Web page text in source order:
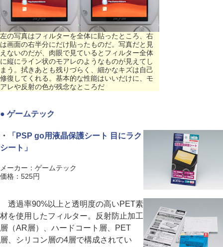
左の写真はフィルターを全体に貼ったところ、右
は画面の右半分にだけ貼ったものだ。写真だと見
えないのだが、肉眼で見ているとフィルター全体
に縦にライン状のモアレのようなものが見えてし
まう。拭きあとも残りづらく、細かなキズは自己
修復してくれる。基本的な性能はいいだけに、モ
アレや反射の色が残念なところだ
● ゲームテック
・
「PSP go用液晶保護シート 目にラク
シート」
メーカー：ゲームテック
価格：525円
透過率90%以上と透明度の高いPET素
材を使用したフィルター。反射防止加工
層（AR層）、ハードコート層、PET
層、シリコン層の4層で構成されてい